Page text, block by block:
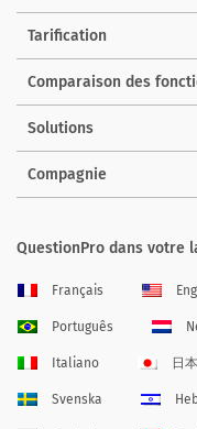
Tarification
Comparaison des
Solutions
Compagnie
QuestionPro dans votre
Français
Português
Italiano 日
Svenska